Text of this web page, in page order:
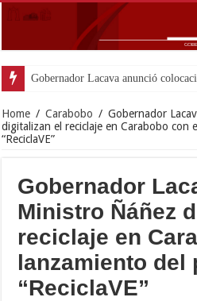
Home / Carabobo / Gobernador
digitalizan el reciclaje en Carabobo con
“ReciclaVE”
Gobernador
Ministro Ñáñez
reciclaje en
lanzamiento del
“ReciclaVE”